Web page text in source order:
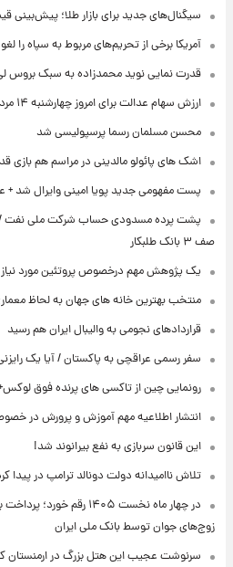
سیگنال‌های جدید برای بازار طلا؛ پیش‌بینی
آمریکا برخی از تحریم‌های مربوط به سپاه را
قدرت نمایی نوید محمدزاده به سبک بروس
ارزش سهام عدالت برای امروز چهارشنبه ۱۴ مرداد + جدول
محسن مسلمان رسما پرسپولیسی شد
اشک های پائولو مالدینی در مراسم هم بازی
پست مفهومی جدید پویا امینی وایرال شد
پشت پرده‌ مسدودی حساب شرکت ملی نفت /
صف ۳ بانک طلبکار
یک پژوهش مهم درخصوص پروتئین مورد
منتخب بهترین خانه های جهان به لحاظ
قراردادهای نجومی به والیبال ایران هم رسید
سفر رسمی عراقچی به پاکستان / آیا یک
رونمایی چین از تاکسی های پرنده فوق
انتشار اطلاعیه مهم آموزش و پرورش در
این قانون سربازی به نفع بیرانوند شد!
تلاش ناامیدانه‌ دولت دونالد ترامپ در پیدا
زوج‌های جوان توسط بانک ملی ایران
سرنوشت عجیب این هتل بزرگ در ارمنستان که